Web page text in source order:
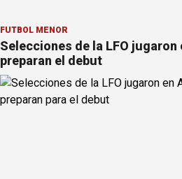
FÚTBOL MENOR
Selecciones de la LFO jugaron
preparan el debut